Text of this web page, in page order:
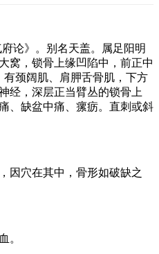
论》。别名天盖。属足阳明
窝，锁骨上缘凹陷中，前正中
颈阔肌、肩胛舌骨肌，下方
经，深层正当臂丛的锁骨上
、缺盆中痛、瘰疬。直刺或斜
因穴在其中，骨形如破缺之
。